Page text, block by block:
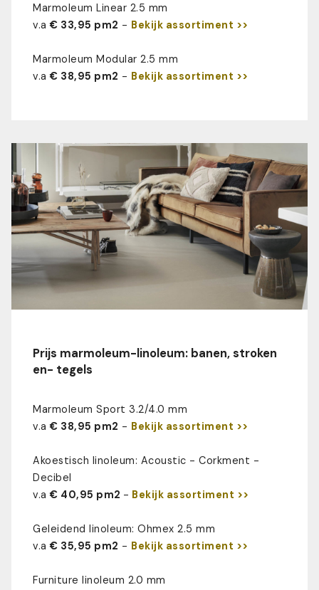
Marmoleum Linear 2.5 mm
v.a€ 33,95 pm2 - Bekijk assortiment >>
Marmoleum Modular 2.5 mm
v.a€ 38,95 pm2 - Bekijk assortiment >>
Prijs marmoleum-linoleum: banen, stroken
en- tegels
Marmoleum Sport 3.2/4.0 mm
v.a€ 38,95 pm2 - Bekijk assortiment >>
Akoestisch linoleum: Acoustic - Corkment -
Decibel
v.a€ 40,95 pm2 - Bekijk assortiment >>
Geleidend linoleum: Ohmex 2.5 mm
v.a€ 35,95 pm2 - Bekijk assortiment >>
Furniture linoleum 2.0 mm